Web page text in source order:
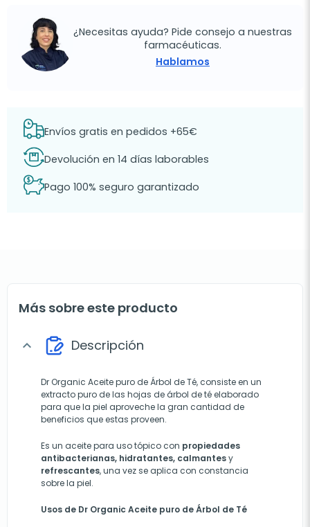
¿Necesitas ayuda? Pide consejo a nuestras
farmacéuticas.
Hablamos
Envíos gratis en pedidos +65€
Devolución en 14 días laborables
Pago 100% seguro garantizado
Más sobre este producto
expand_more Descripción
Dr Organic Aceite puro de Árbol de Té, consiste en un
extracto puro de las hojas de árbol de té elaborado
para que la piel aproveche la gran cantidad de
beneficios que estas proveen.
Es un aceite para uso tópico con propiedades
antibacterianas, hidratantes, calmantesy
refrescantes, una vez se aplica con constancia
sobre la piel.
Usos de Dr Organic Aceite puro de Árbol de Té